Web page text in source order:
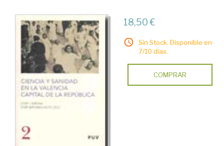
18,50 €
Sin Stock. Disponible en
7/10 días.
COMPRAR